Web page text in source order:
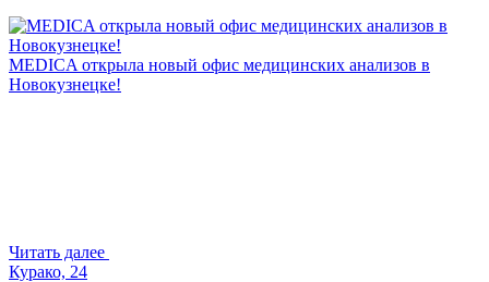
MEDICA открыла новый офис медицинских анализов в
Новокузнецке!
Читать далее
Курако, 24